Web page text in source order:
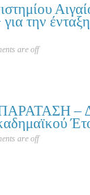
την
are off
–
are off